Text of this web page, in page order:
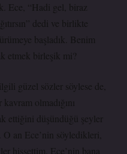
Ece, “Hadi gel, biraz
dedi ve birlikte
başladık. Benim
etmek birleşik mi?
güzel sözler söylese de,
olmadığını
ettiğini düşündüğü şeyler
O an Ece’nin söyledikleri,
hissettim. Ece’nin bana